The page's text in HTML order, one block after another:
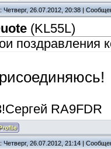
Четверг, 26.07.2012, 20:38 |
(KL55L)
поздравления
RA9FDR
Четверг, 26.07.2012, 21:14 |